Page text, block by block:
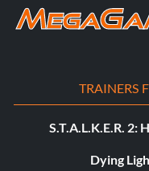
TRAINERS
S.T.A.L.K.E.R. 2:
Dying